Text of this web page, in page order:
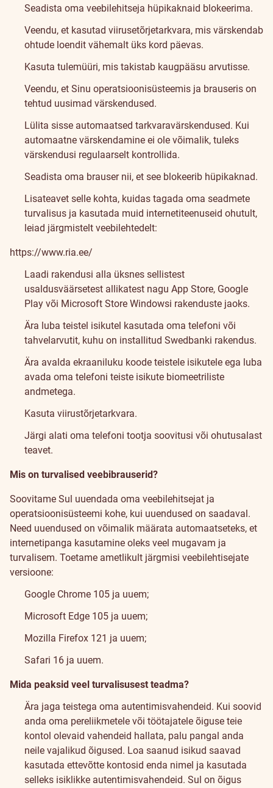
Seadista oma veebilehitseja hüpikaknaid blokeerima.
Veendu, et kasutad viirusetõrjetarkvara, mis värskendab
ohtude loendit vähemalt üks kord päevas.
Kasuta tulemüüri, mis takistab kaugpääsu arvutisse.
Veendu, et Sinu operatsioonisüsteemis ja brauseris on
tehtud uusimad värskendused.
Lülita sisse automaatsed tarkvaravärskendused. Kui
automaatne värskendamine ei ole võimalik, tuleks
värskendusi regulaarselt kontrollida.
Seadista oma brauser nii, et see blokeerib hüpikaknad.
Lisateavet selle kohta, kuidas tagada oma seadmete
turvalisus ja kasutada muid internetiteenuseid ohutult,
leiad järgmistelt veebilehtedelt:
https://www.ria.ee/
Laadi rakendusi alla üksnes sellistest
usaldusväärsetest allikatest nagu App Store, Google
Play või Microsoft Store Windowsi rakenduste jaoks.
Ära luba teistel isikutel kasutada oma telefoni või
tahvelarvutit, kuhu on installitud Swedbanki rakendus.
Ära avalda ekraaniluku koode teistele isikutele ega luba
avada oma telefoni teiste isikute biomeetriliste
andmetega.
Kasuta viirustõrjetarkvara.
Järgi alati oma telefoni tootja soovitusi või ohutusalast
teavet.
Mis on turvalised veebibrauserid?
Soovitame Sul uuendada oma veebilehitsejat ja
operatsioonisüsteemi kohe, kui uuendused on saadaval.
Need uuendused on võimalik määrata automaatseteks, et
internetipanga kasutamine oleks veel mugavam ja
turvalisem. Toetame ametlikult järgmisi veebilehtisejate
versioone:
Google Chrome 105 ja uuem;
Microsoft Edge 105 ja uuem;
Mozilla Firefox 121 ja uuem;
Safari 16 ja uuem.
Mida peaksid veel turvalisusest teadma?
Ära jaga teistega oma autentimisvahendeid. Kui soovid
anda oma pereliikmetele või töötajatele õiguse teie
kontol olevaid vahendeid hallata, palu pangal anda
neile vajalikud õigused. Loa saanud isikud saavad
kasutada ettevõtte kontosid enda nimel ja kasutada
selleks isiklikke autentimisvahendeid. Sul on õigus